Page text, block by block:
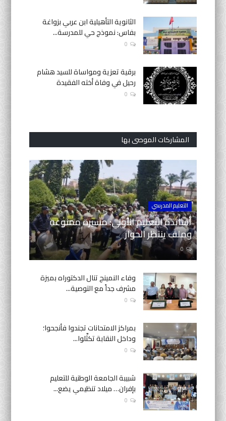
الثانوية التأهيلية ابن عربي بزواغة
بفاس: نموذج حي للمدرسة...
0
برقية تعزية ومواساة للسيد هشام
رحيل في وفاة أخته الفقيدة
0
المشاركات الموصى بها
التعليم المدرسي
أساتذة التعليم الأولي: مسيرة ممنوعة
وملف ينتظر الحوار
0
وفاء النمينج تنال الدكتوراه بميزة
مشرف جداً مع التوصية...
0
بمراكز الامتحانات تجندوا فأنجحوا؛
وداخل النقابة تكثّلوا...
0
شبيبة الجامعة الوطنية للتعليم
بإفران… ميلاد تنظيمي يضع...
0